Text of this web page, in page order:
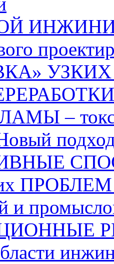
–
ПРОБЛЕМ
и